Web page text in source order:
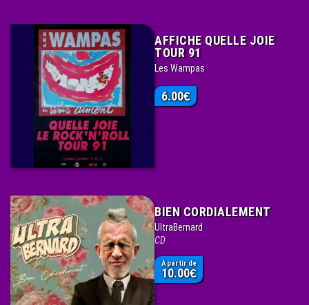
AFFICHE QUELLE JOIE
TOUR 91
Les Wampas
6.00€
BIEN CORDIALEMENT
UltraBernard
CD
À partir de
10.00€